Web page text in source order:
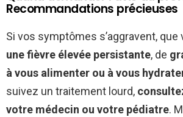
Recommandations précieuses
Si vos symptômes s’aggravent,
une fièvre élevée persistante, de
à vous alimenter ou à vous
suivez un traitement lourd,
votre médecin ou votre pédiatre.